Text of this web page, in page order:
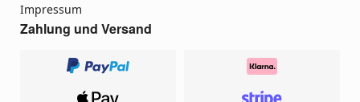
Impressum
Zahlung und Versand